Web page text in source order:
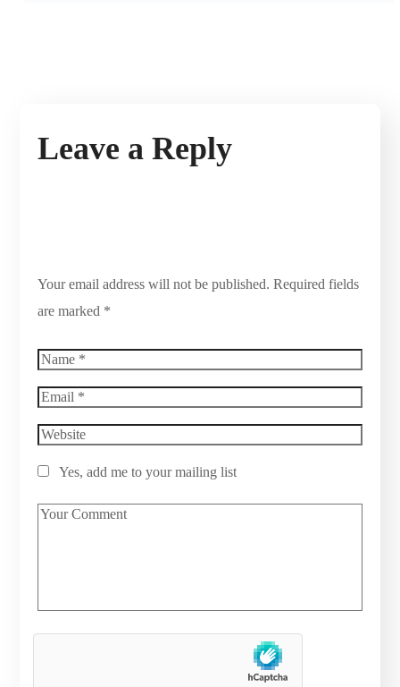
Leave a Reply
Your email address will not be published. Required fields
are marked *
Yes, add me to your mailing list